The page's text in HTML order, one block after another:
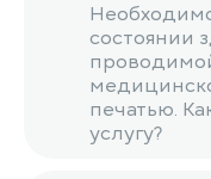
состоянии
печатью.
услугу?